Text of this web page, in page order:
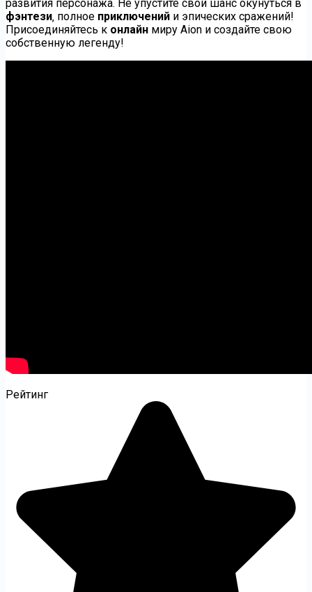
развития персонажа. Не упустите свой шанс окунуться в
фэнтези‚ полное приключений и эпических сражений!
Присоединяйтесь к онлайн миру Aion и создайте свою
собственную легенду!
Рейтинг